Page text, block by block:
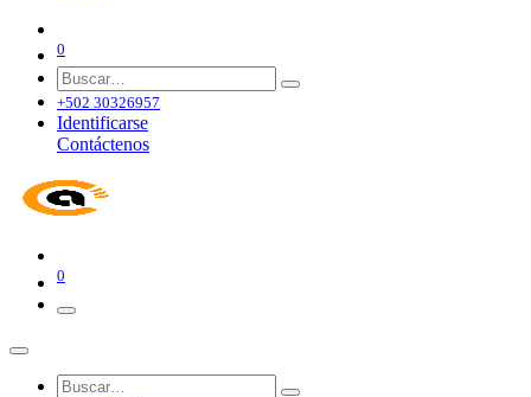
0
+502 30326957
Identificarse
Contáctenos
0